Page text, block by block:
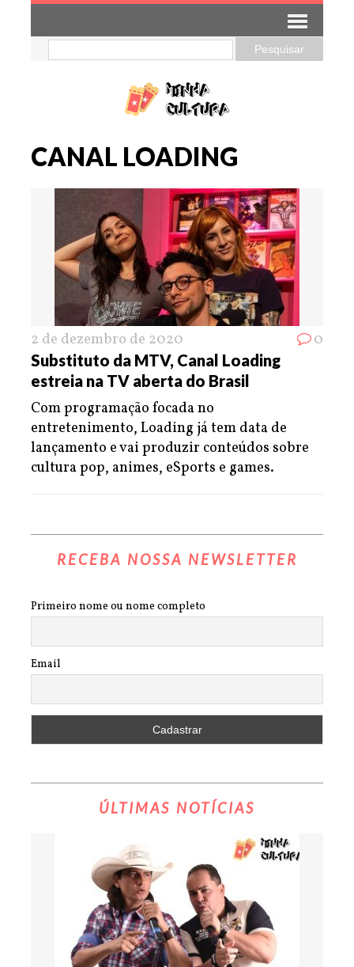
CANAL LOADING
2 de dezembro de 2020 0
Substituto da MTV, Canal Loading
estreia na TV aberta do Brasil
Com programação focada no
entretenimento, Loading já tem data de
lançamento e vai produzir conteúdos sobre
cultura pop, animes, eSports e games.
RECEBA NOSSA NEWSLETTER
Primeiro nome ou nome completo
Email
ÚLTIMAS NOTÍCIAS